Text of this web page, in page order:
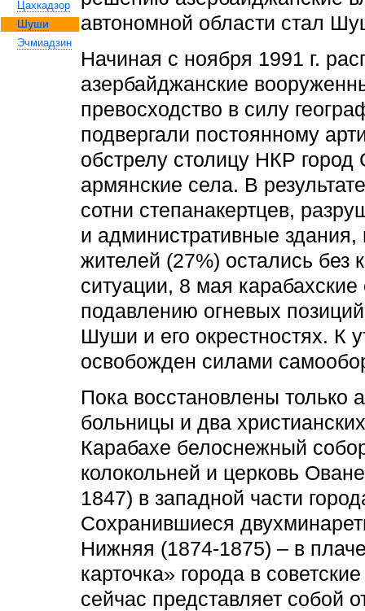
Цахкадзор
Шуши
Эчмиадзин
автономной области стал
Начиная с ноября 1991 г.
азербайджанские
превосходство в силу
подвергали постоянному
обстрелу столицу НКР город
армянские села. В
сотни степанакертцев,
и административные
жителей (27%) остались
ситуации, 8 мая
подавлению огневых
Шуши и его окрестностях. К
освобожден силами
Пока восстановлены только
больницы и два
Карабахе белоснежный
колокольней и церковь
1847) в западной части
Сохранившиеся
Нижняя (1874-1875) – в
карточка» города в
сейчас представляет собой